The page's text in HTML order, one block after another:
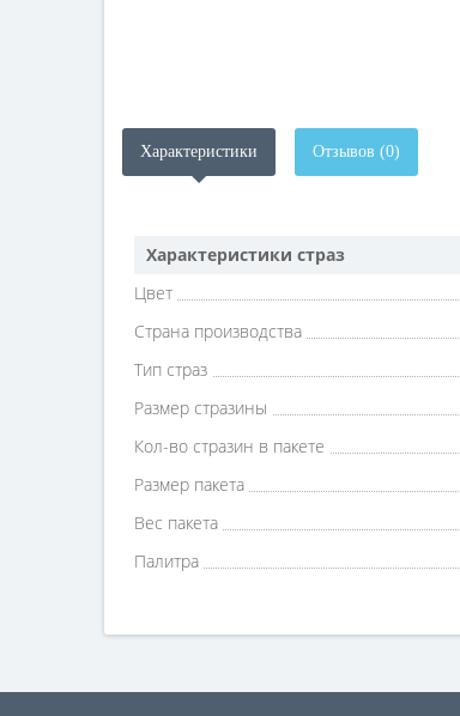
Характеристики Отзывов (0)
Характеристики страз
Цвет
Страна производства
Тип страз
Размер стразины
Кол-во стразин в пакете
Размер пакета
Вес пакета
Палитра